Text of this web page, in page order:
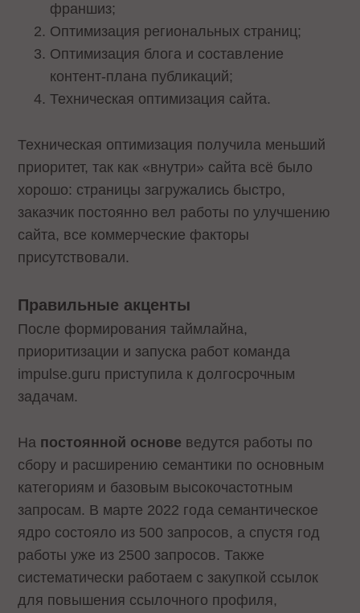
франшиз;
Оптимизация региональных страниц;
Оптимизация блога и составление
контент-плана публикаций;
Техническая оптимизация сайта.
Техническая оптимизация получила меньший
приоритет, так как «внутри» сайта всё было
хорошо: страницы загружались быстро,
заказчик постоянно вел работы по улучшению
сайта, все коммерческие факторы
присутствовали.
Правильные акценты
После формирования таймлайна,
приоритизации и запуска работ команда
impulse.guru приступила к долгосрочным
задачам.
На постоянной основе ведутся работы по
сбору и расширению семантики по основным
категориям и базовым высокочастотным
запросам. В марте 2022 года семантическое
ядро состояло из 500 запросов, а спустя год
работы уже из 2500 запросов. Также
систематически работаем с закупкой ссылок
для повышения ссылочного профиля,